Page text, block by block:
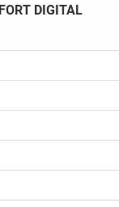
DIGITAL